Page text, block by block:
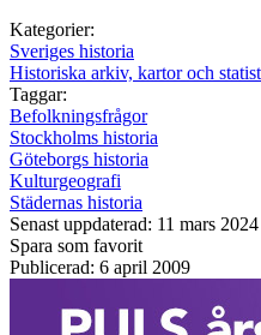
Kategorier:
Sveriges historia
Historiska arkiv, kartor och
Taggar:
Befolkningsfrågor
Stockholms historia
Göteborgs historia
Kulturgeografi
Städernas historia
Senast uppdaterad: 11 mars 2024
Spara som favorit
Publicerad: 6 april 2009